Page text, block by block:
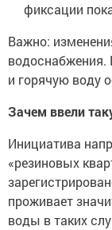
фиксации
Важно:
водоснабжения.
и горячую воду
Зачем ввели
Инициатива
«резиновых
проживает
воды в таких